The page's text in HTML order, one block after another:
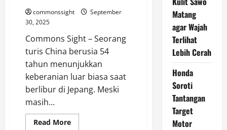
commonssight
September
30, 2025
Commons Sight – Seorang
turis China berusia 54
tahun menunjukkan
keberanian luar biasa saat
berlibur di Jepang. Meski
masih...
Read MoreRead
Matang
agar Wajah
Terlihat
Lebih Cerah
Honda
Soroti
Tantangan
Target
Motor